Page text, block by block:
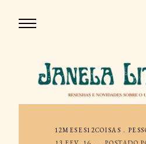
12MESES12COISAS .